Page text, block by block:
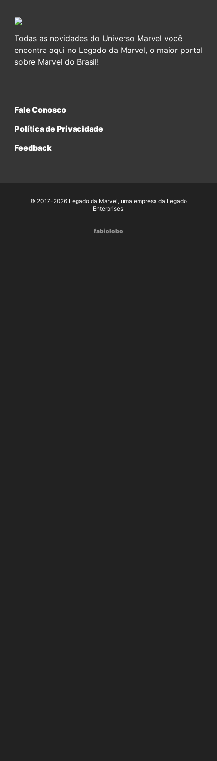
Todas as novidades do Universo Marvel você
encontra aqui no Legado da Marvel, o maior portal
sobre Marvel do Brasil!
Fale Conosco
Política de Privacidade
Feedback
© 2017-2026 Legado da Marvel, uma empresa da Legado
Enterprises.
fabiolobo